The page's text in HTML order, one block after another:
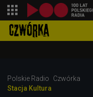
Polskie Radio
Czwórka
Stacja Kultura